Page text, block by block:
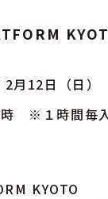
12日（日）
※１時間毎
KYOTO